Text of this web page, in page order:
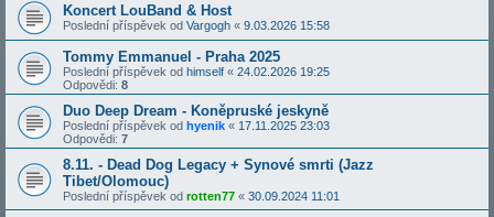
Koncert LouBand & Host
Poslední příspěvek od Vargogh « 9.03.2026 15:58
Tommy Emmanuel - Praha 2025
Poslední příspěvek od himself « 24.02.2026 19:25
Odpovědi: 8
Duo Deep Dream - Koněpruské jeskyně
Poslední příspěvek od hyenik « 17.11.2025 23:03
Odpovědi: 7
8.11. - Dead Dog Legacy + Synové smrti (Jazz
Tibet/Olomouc)
Poslední příspěvek od rotten77 « 30.09.2024 11:01